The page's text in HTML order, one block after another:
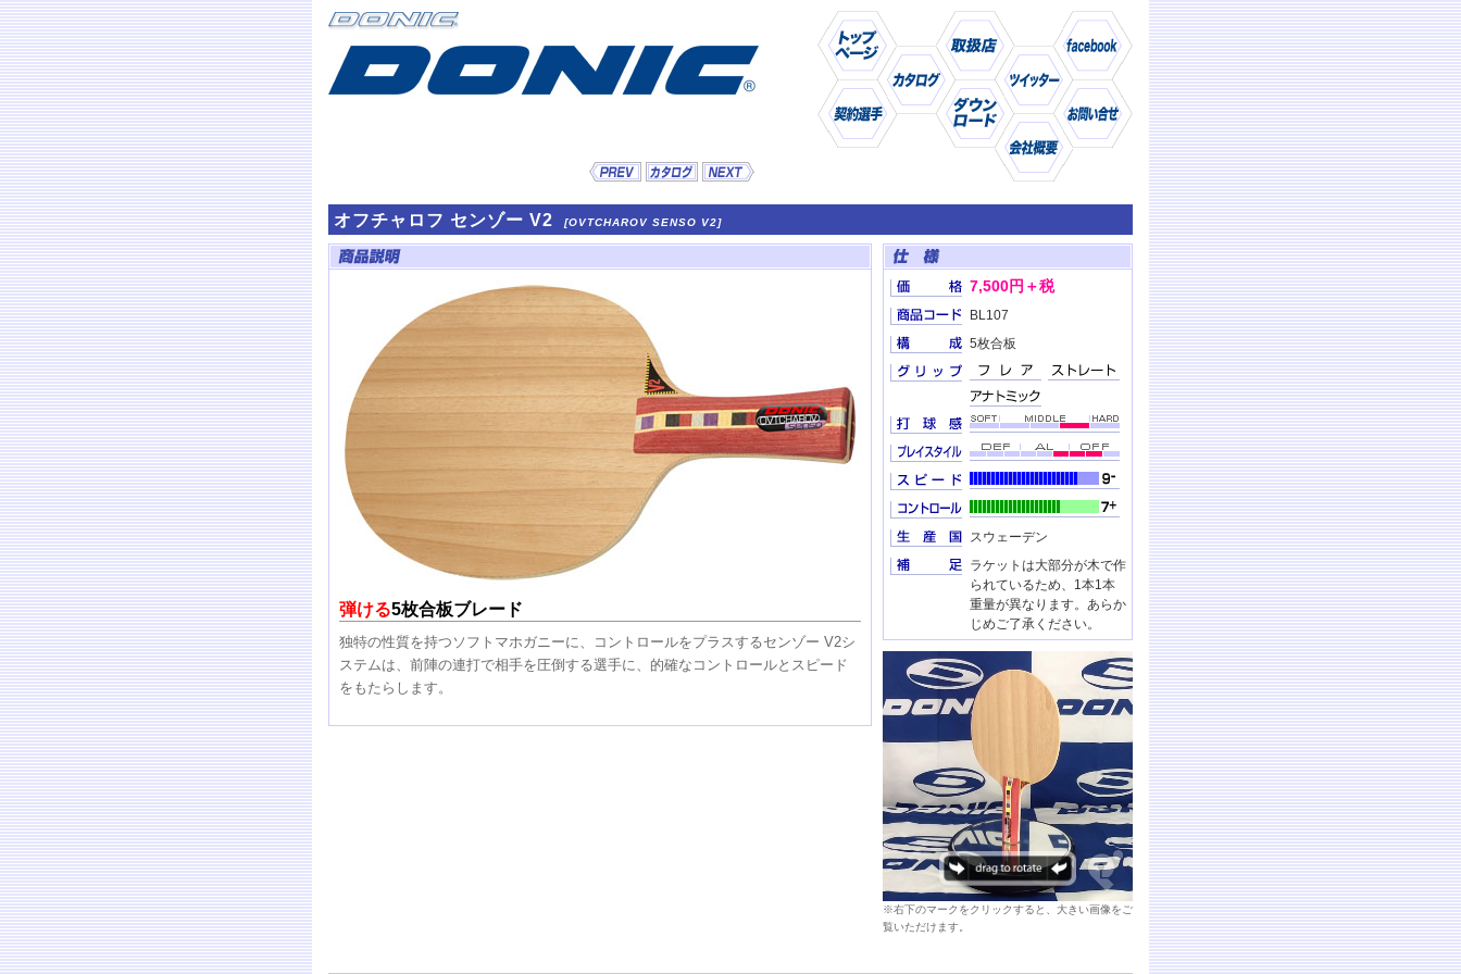
オフチャロフ センゾー V2 [OVTCHAROV SENSO V2]
商品
弾ける5枚合板ブレード
独特の性質を持つソフトマホガニーに、コントロールをプラスするセンゾー V2シ
ステムは、前陣の連打で相手を圧倒する選手に、的確なコントロールとスピード
をもたらします。
仕様
7,500円＋税
BL107
5枚合板
スウェーデン
ラケットは大部分が木で作
られているため、1本1本
重量が異なります。あらか
じめご了承ください。
※右下のマークをクリックすると、大きい画像をご
覧いただけます。